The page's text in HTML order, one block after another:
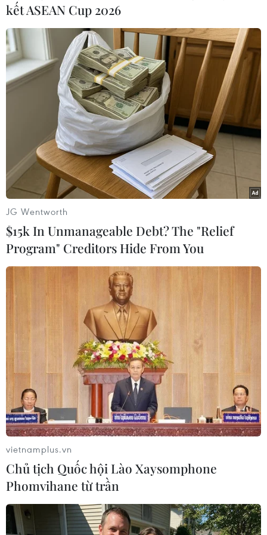
Tướng Dempsey bày tỏ tin tưởng một liên minh
quốc tế rộng rãi do Mỹ đứng đầu chống IS sẽ
mang lại hiệu quả. Tuy nhiên, phát biểu với báo
giới cùng ngày, người phát ngôn Bộ Ngoại giao
Mỹ Marie Harf nhắc lại lập trường mà Tổng
thống Obama đã nhiều lần khẳng định là Mỹ sẽ
không một lần nữa đưa lính bộ binh vào cuộc
chiến tại Iraq.
Để giúp Iraq chống lại IS, cho tới nay chính
quyền Obama đã điều động hơn 1.600 cố vấn
quân sự vào Iraq giúp quân đội nước này chống
lại các cuộc tấn công của nhóm IS.
Cùng ngày, các nhà lập pháp Mỹ cho biết họ
đang cân nhắc các biện pháp có thể áp dụng để
đối phó với nhóm IS, trong đó có việc thông qua
một dự luật yêu cầu Lầu Năm Góc phải báo
trước 15 ngày trước khi tổ chức bất cứ khóa
huấn luyện nào cho lực lượng nổi dậy "ôn hòa"
ở Syria và sau đó phải cập nhật tình hình
thường xuyên.
Hạ viện Mỹ dự kiến có thể bỏ phiếu thông qua
dự luật này trong ngày 17/9./.
(TTXVN/Vietnam+)
kết ASEAN Cup 2026
JG Wentworth
$15k In Unmanageable Debt? The "Relief
Program" Creditors Hide From You
vietnamplus.vn
Chủ tịch Quốc hội Lào Xaysomphone
Phomvihane từ trần